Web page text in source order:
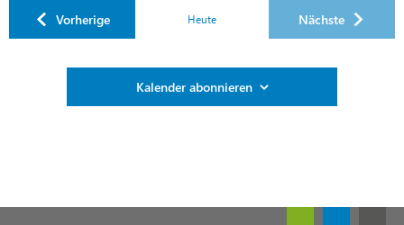
VorherigeVeranstaltungenHeute
Nächste
Kalender abonnieren